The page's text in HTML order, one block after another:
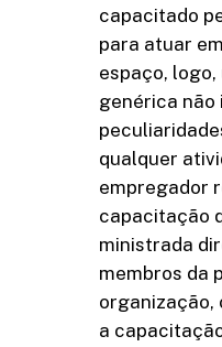
capacitado
para atuar
espaço,
genérica não
qualquer
empregador
capacitação
ministrada
membros da
organização,
a